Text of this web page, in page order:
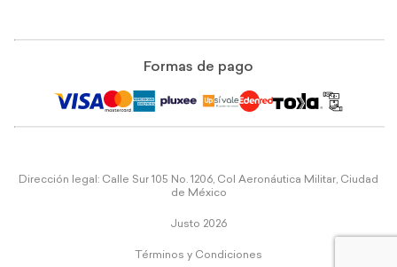
Formas de pago
Dirección legal: Calle Sur 105 No. 1206, Col Aeronáutica Militar, Ciudad
de México
Justo 2026
Términos y Condiciones